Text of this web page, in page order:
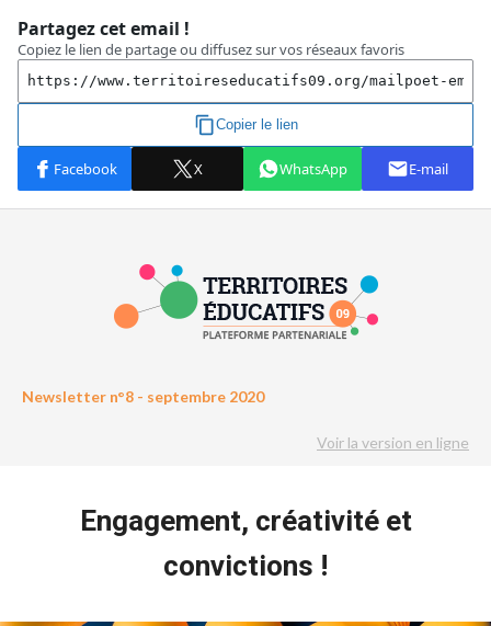
Newsletter n°8 - septembre 2020
Voir la version en ligne
Engagement, créativité et
convictions !